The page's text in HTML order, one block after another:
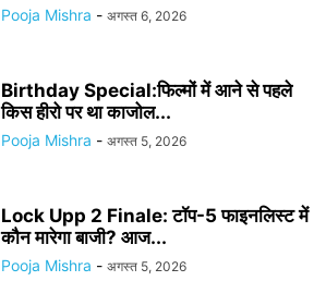
Pooja Mishra - अगस्त 6, 2026
Birthday Special:फिल्मों में आने से पहले
किस हीरो पर था काजोल...
Pooja Mishra - अगस्त 5, 2026
Lock Upp 2 Finale: टॉप-5 फाइनलिस्ट में
कौन मारेगा बाजी? आज...
Pooja Mishra - अगस्त 5, 2026